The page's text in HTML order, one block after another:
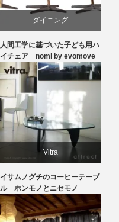
ダイニング
ピーター・オブスヴィック
椅子
人間工学に基づいた子ども用ハ
イチェア nomi by evomove
Vitra
イサムノグチ
テーブル
イサムノグチのコーヒーテーブ
ル ホンモノとニセモノ